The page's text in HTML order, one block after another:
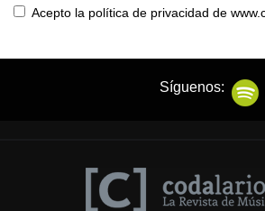
Acepto la política de privacidad de
Síguenos: